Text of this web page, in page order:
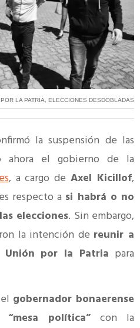
LA PATRIA, ELECCIONES DESDOBLADAS
la suspensión de las
ahora el gobierno de la
, a cargo deAxel Kicillof,
respecto a si habrá o no
elecciones. Sin embargo,
la intención de reunir a
por la Patria para
gobernador bonaerense
“mesa política”con la